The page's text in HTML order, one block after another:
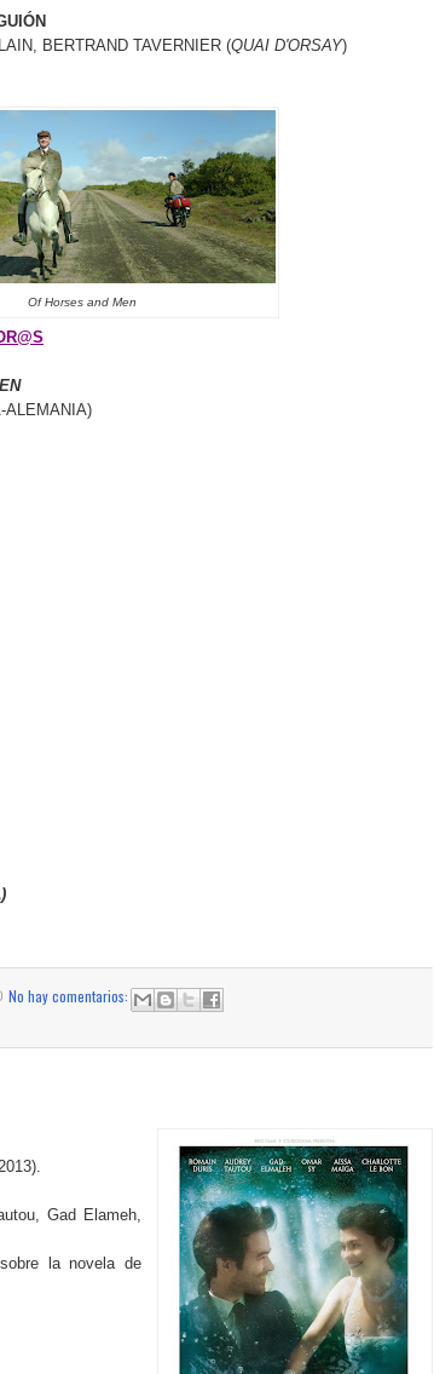
BERTRAND TAVERNIER (QUAI D'ORSAY)
Of Horses and Men
ALEMANIA)
No hay comentarios:
Gad Elameh,
la novela de